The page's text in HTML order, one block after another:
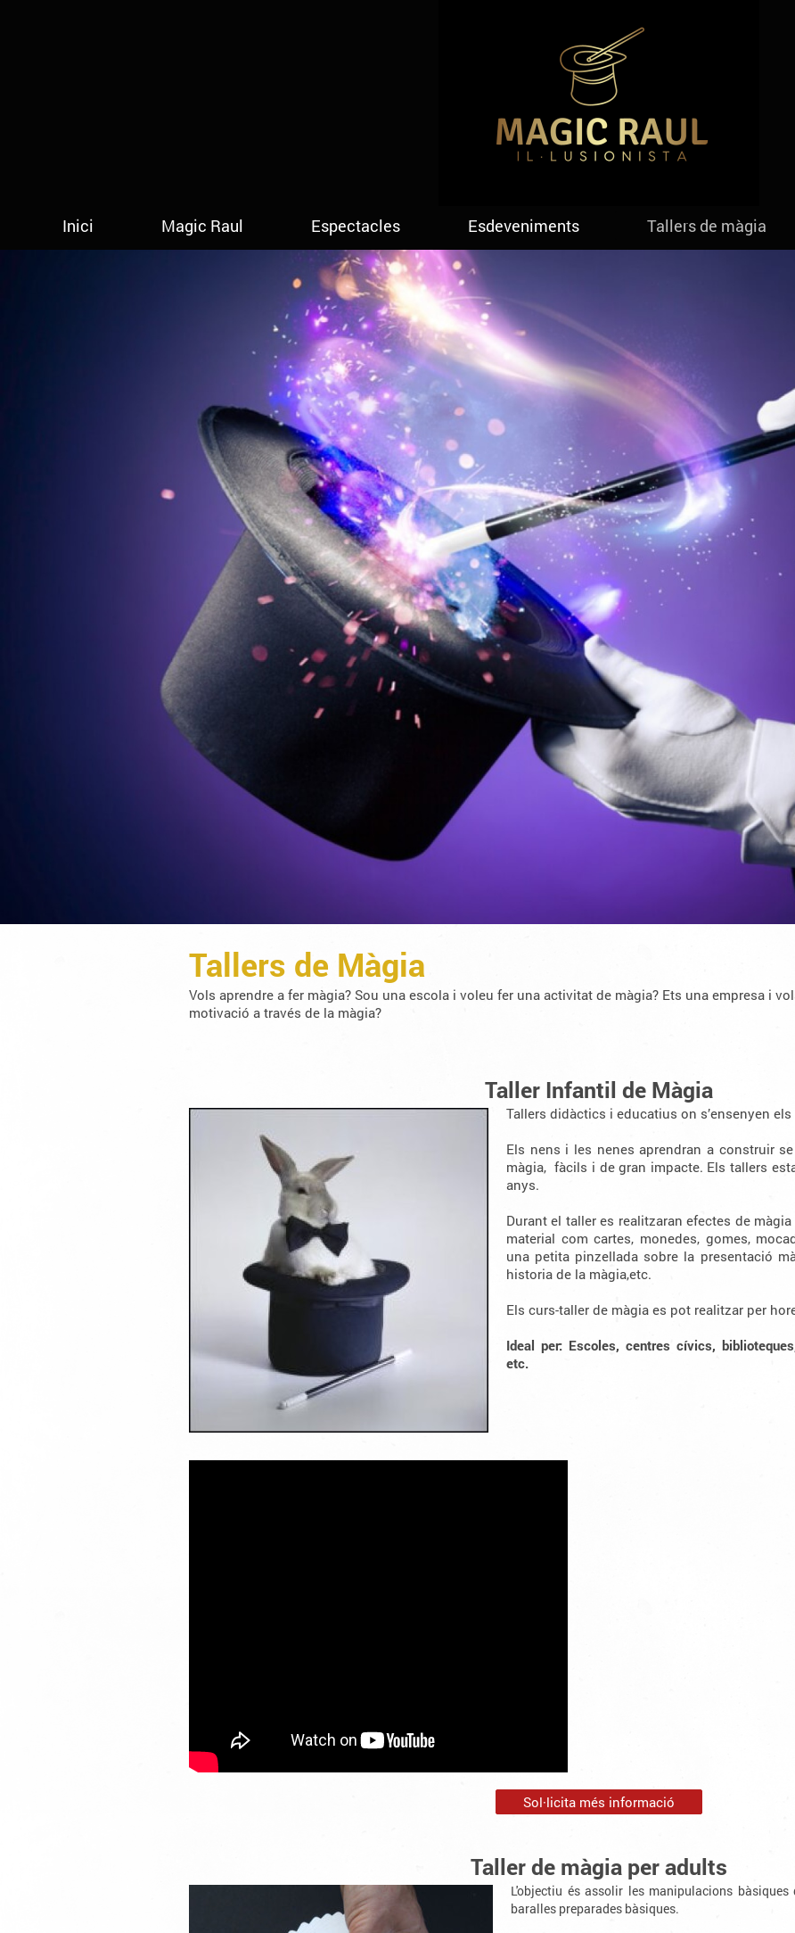
Inici Magic Raul Espectacles Esdeveniments Tallers de màgia
Tallers de Màgia
Vols aprendre a fer màgia? Sou una escola i voleu fer una activitat de màgia? Ets una empresa i
motivació a través de la màgia?
Taller Infantil de Màgia
Tallers didàctics i educatius on s’ensenyen
Els nens i les nenes aprendran a construir
màgia, fàcils i de gran impacte. Els tallers
anys.
Durant el taller es realitzaran efectes de
material com cartes, monedes, gomes,
una petita pinzellada sobre la presentació
historia de la màgia,etc.
Els curs-taller de màgia es pot realitzar per
Ideal per: Escoles, centres cívics,
etc.
Sol·licita més informació
Taller de màgia per adults
L'objectiu és assolir les manipulacions
baralles preparades bàsiques.